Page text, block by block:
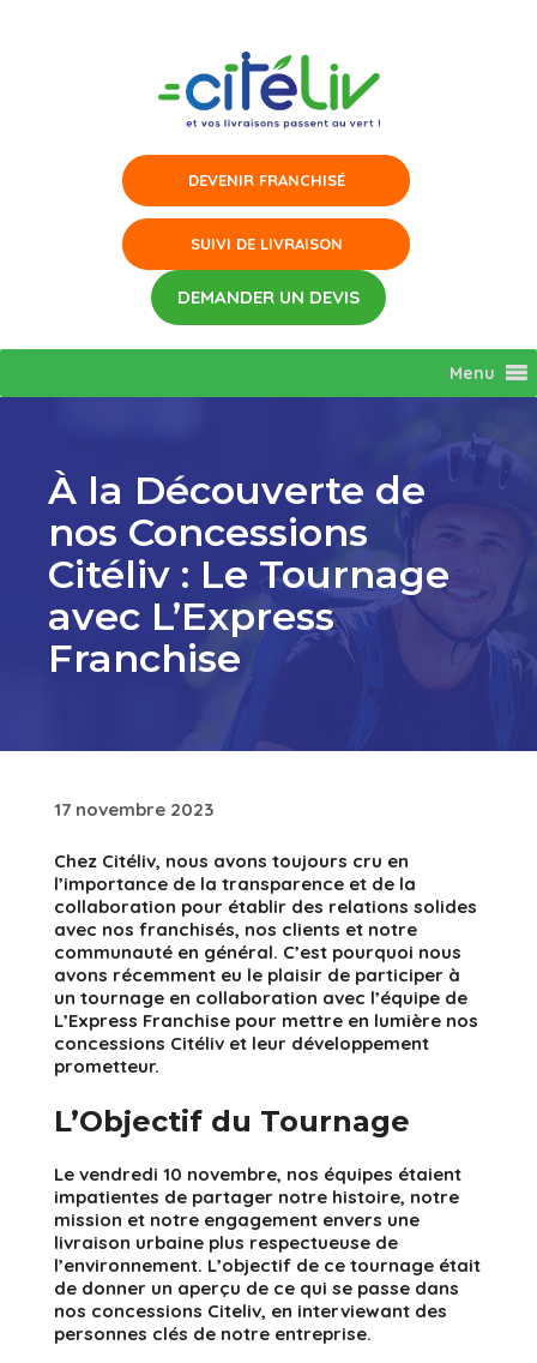
Menu
À la Découverte de
nos Concessions
Citéliv : Le Tournage
avec L’Express
Franchise
17 novembre 2023
Chez Citéliv, nous avons toujours cru en
l’importance de la transparence et de la
collaboration pour établir des relations solides
avec nos franchisés, nos clients et notre
communauté en général. C’est pourquoi nous
avons récemment eu le plaisir de participer à
un tournage en collaboration avec l’équipe de
L’Express Franchise pour mettre en lumière nos
concessions Citéliv et leur développement
prometteur.
L’Objectif du Tournage
Le vendredi 10 novembre, nos équipes étaient
impatientes de partager notre histoire, notre
mission et notre engagement envers une
livraison urbaine plus respectueuse de
l’environnement. L’objectif de ce tournage était
de donner un aperçu de ce qui se passe dans
nos concessions Citeliv, en interviewant des
personnes clés de notre entreprise.